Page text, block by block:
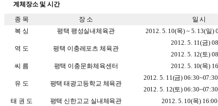
계체장소 및 시간
종 목 장 소
일 시
복 싱
평택 팽성실내체육관 2012. 5. 10(목) ~ 5. 13(일)
역 도 평택 이충레포츠 체육관
2012. 5. 11(금)
2012. 5. 12(토)
씨 름
평택 이충문화체육센터 2012. 5. 10(목)
유 도 평택 태광고등학교 체육관
2012. 5. 11(금)
2012. 5. 12(토)
태 권 도
평택 신한고교 실내체육관
2012. 5. 10(목)